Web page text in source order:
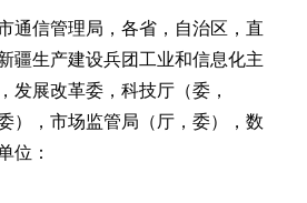
通信管理局，各省，自治区，直
疆生产建设兵团工业和信息化主
发展改革委，科技厅（委，
），市场监管局（厅，委），数
位：